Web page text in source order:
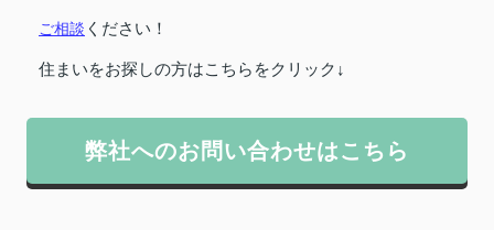
ご相談 ください！
住まいをお探しの方はこちらをクリック↓
弊社へのお問い合わせはこちら